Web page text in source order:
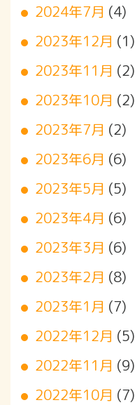
2024年7月 (4)
2023年12月 (1)
2023年11月 (2)
2023年10月 (2)
2023年7月 (2)
2023年6月 (6)
2023年5月 (5)
2023年4月 (6)
2023年3月 (6)
2023年2月 (8)
2023年1月 (7)
2022年12月 (5)
2022年11月 (9)
2022年10月 (7)